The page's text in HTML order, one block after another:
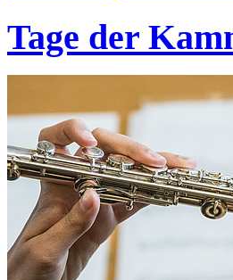
Tage der